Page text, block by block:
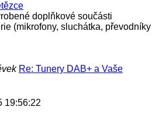
doplňkové součásti
(mikrofony, sluchátka, převodníky
Re: Tunery DAB+ a Vaše
19:56:22